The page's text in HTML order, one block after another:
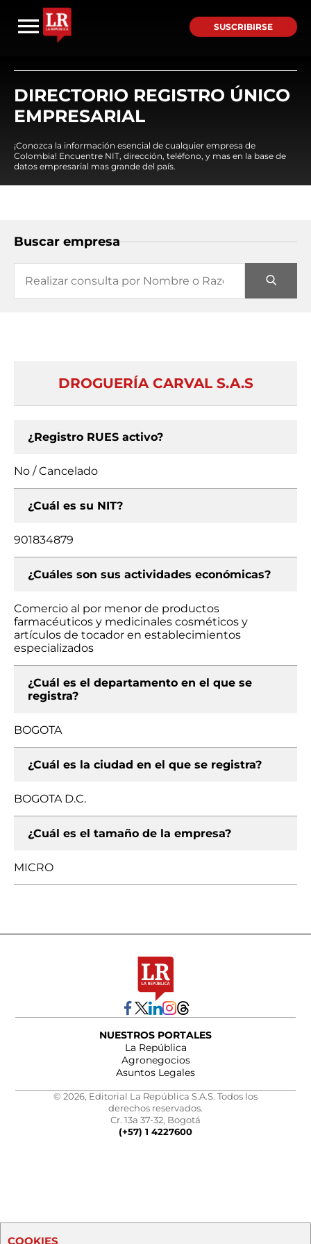
SUSCRIBIRSE
DIRECTORIO REGISTRO ÚNICO
EMPRESARIAL
¡Conozca la información esencial de cualquier empresa de
Colombia! Encuentre NIT, dirección, teléfono, y mas en la base de
datos empresarial mas grande del país.
Buscar empresa
DROGUERÍA CARVAL S.A.S
¿Registro RUES activo?
No / Cancelado
¿Cuál es su NIT?
901834879
¿Cuáles son sus actividades económicas?
Comercio al por menor de productos
farmacéuticos y medicinales cosméticos y
artículos de tocador en establecimientos
especializados
¿Cuál es el departamento en el que se
registra?
BOGOTA
¿Cuál es la ciudad en el que se registra?
BOGOTA D.C.
¿Cuál es el tamaño de la empresa?
MICRO
NUESTROS PORTALES
La República
Agronegocios
Asuntos Legales
© 2026, Editorial La República S.A.S. Todos los
derechos reservados.
Cr. 13a 37-32, Bogotá
(+57) 1 4227600
COOKIES